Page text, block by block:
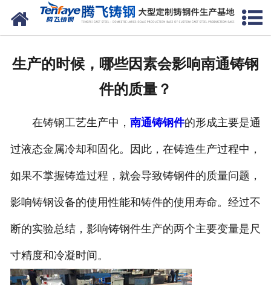
网站首页
生产能力
联系我们
生产的时候，哪些因素会影响南通铸钢
件的质量？
在铸钢工艺生产中， 南通铸钢件的形成主要是通
过液态金属冷却和固化。因此，在铸造生产过程中，
如果不掌握铸造过程，就会导致铸钢件的质量问题，
影响铸钢设备的使用性能和铸件的使用寿命。经过不
断的实验总结，影响铸钢件生产的两个主要变量是尺
寸精度和冷凝时间。